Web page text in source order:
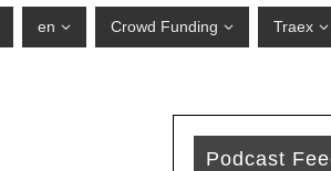
en Crowd Funding Traex
Podcast